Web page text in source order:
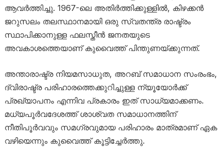
ആവർത്തിച്ചു. 1967-ലെ അതിർത്തിക്കുള്ളിൽ, കിഴക്കൻ
ജറുസലം തലസ്ഥാനമായി ഒരു സ്വതന്ത്ര രാഷ്ട്രം
സ്ഥാപിക്കാനുള്ള ഫലസ്തീൻ ജനതയുടെ
അവകാശത്തെയാണ് കുവൈത്ത് പിന്തുണയ്ക്കുന്നത്.
അന്താരാഷ്ട്ര നിയമസാധുത, അറബ് സമാധാന സംരംഭം,
ദ്വിരാഷ്ട്ര പരിഹാരത്തെക്കുറിച്ചുള്ള ന്യൂയോർക്ക്
പ്രഖ്യാപനം എന്നിവ പ്രകാരം ഇത് സാധ്യമാക്കണം.
മധ്യപൂർവദേശത്ത് ശാശ്വത സമാധാനത്തിന്
നീതിപൂർവവും സമഗ്രവുമായ പരിഹാരം മാത്രമാണ് ഏക
വഴിയെന്നും കുവൈത്ത് കൂട്ടിച്ചേർത്തു.